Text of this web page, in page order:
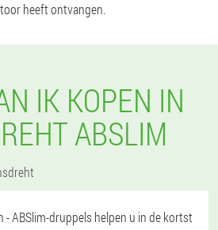
heeft ontvangen.
IK KOPEN IN
ABSLIM
- ABSlim-druppels helpen u in de kortst